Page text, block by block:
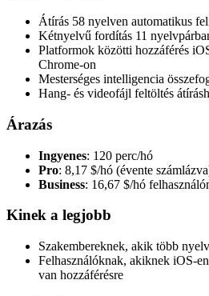
Átírás 58 nyelven automatikus
Kétnyelvű fordítás 11
Platformok közötti hozzáférés
Chrome-on
Mesterséges intelligencia
Hang- és videofájl feltöltés
Árazás
Ingyenes: 120 perc/hó
Pro: 8,17 $/hó (évente
Business: 16,67 $/hó
Kinek a legjobb
Szakembereknek, akik több
Felhasználóknak, akiknek iOS-
van hozzáférésre